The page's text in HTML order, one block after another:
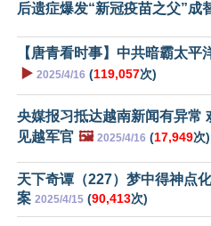
后遗症爆发“新冠疫苗之父”成
【唐青看时事】中共暗霸太平
▶️ 2025/4/16 (119,057次)
央媒报习抵达越南新闻有异常
见越军官 🖼️ 2025/4/16 (17,949次)
天下奇谭（227）梦中得神点
案 2025/4/15 (90,413次)